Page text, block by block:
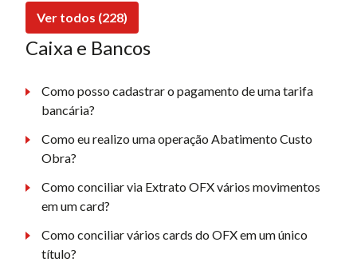
Ver todos (228)
Caixa e Bancos
Como posso cadastrar o pagamento de uma tarifa
bancária?
Como eu realizo uma operação Abatimento Custo
Obra?
Como conciliar via Extrato OFX vários movimentos
em um card?
Como conciliar vários cards do OFX em um único
título?